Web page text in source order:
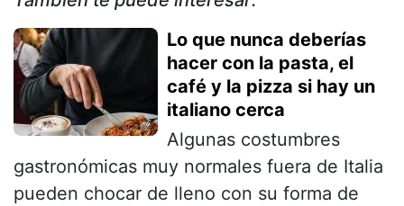
Lo que nunca deberías
hacer con la pasta, el
café y la pizza si hay un
italiano cerca
Algunas costumbres
gastronómicas muy normales fuera de Italia
pueden chocar de lleno con su forma de